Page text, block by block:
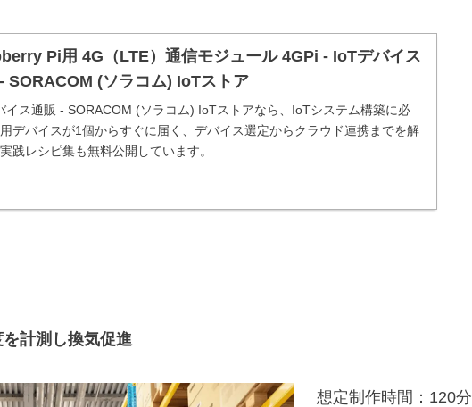
Pi用 4G（LTE）通信モジュール 4GPi - IoTデバイス
SORACOM (ソラコム) IoTストア
イス通販 - SORACOM (ソラコム) IoTストアなら、IoTシステム構築に必
デバイスが1個からすぐに届く、デバイス選定からクラウド連携までを解
践レシピ集も無料公開しています。
を計測し換気促進
想定制作時間：120分